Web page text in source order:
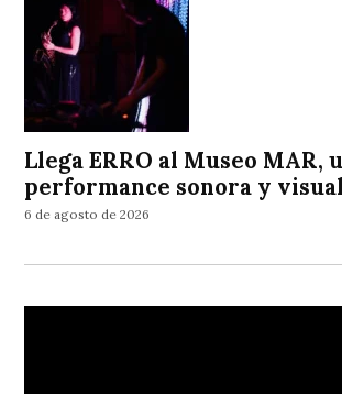
Llega ERRO al Museo MAR,
performance sonora y visual
6 de agosto de 2026